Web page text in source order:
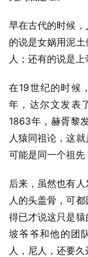
早在古代的时候
的说是女娲用泥
人；还有的说是上
在19世纪的时候
年，达尔文发表
1863年，赫胥黎
人猿同祖论，这
可能是同一个祖先
后来，虽然也有
人的头盖骨，可
得已才说这只是
坡爷爷和他的团
人，尼人，还要